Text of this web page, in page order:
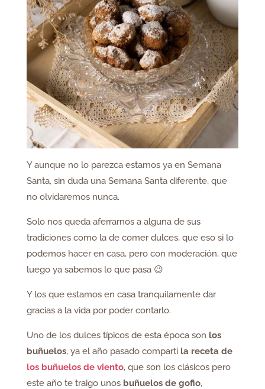
Y aunque no lo parezca estamos ya en Semana
Santa, sin duda una Semana Santa diferente, que
no olvidaremos nunca.
Solo nos queda aferrarnos a alguna de sus
tradiciones como la de comer dulces, que eso si lo
podemos hacer en casa, pero con moderación, que
luego ya sabemos lo que pasa 😉
Y los que estamos en casa tranquilamente dar
gracias a la vida por poder contarlo.
Uno de los dulces típicos de esta época son los
buñuelos, ya el año pasado compartí la receta de
los buñuelos de viento, que son los clásicos pero
este año te traigo unos buñuelos de gofio,